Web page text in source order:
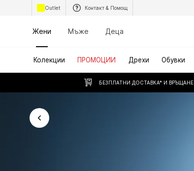
Outlet Контакт & Помощ
Жени Мъже Деца
Колекции ПРОМОЦИИ Дрехи Обувки
БЕЗПЛАТНИ ДОСТАВКА* И ВРЪЩАНЕ